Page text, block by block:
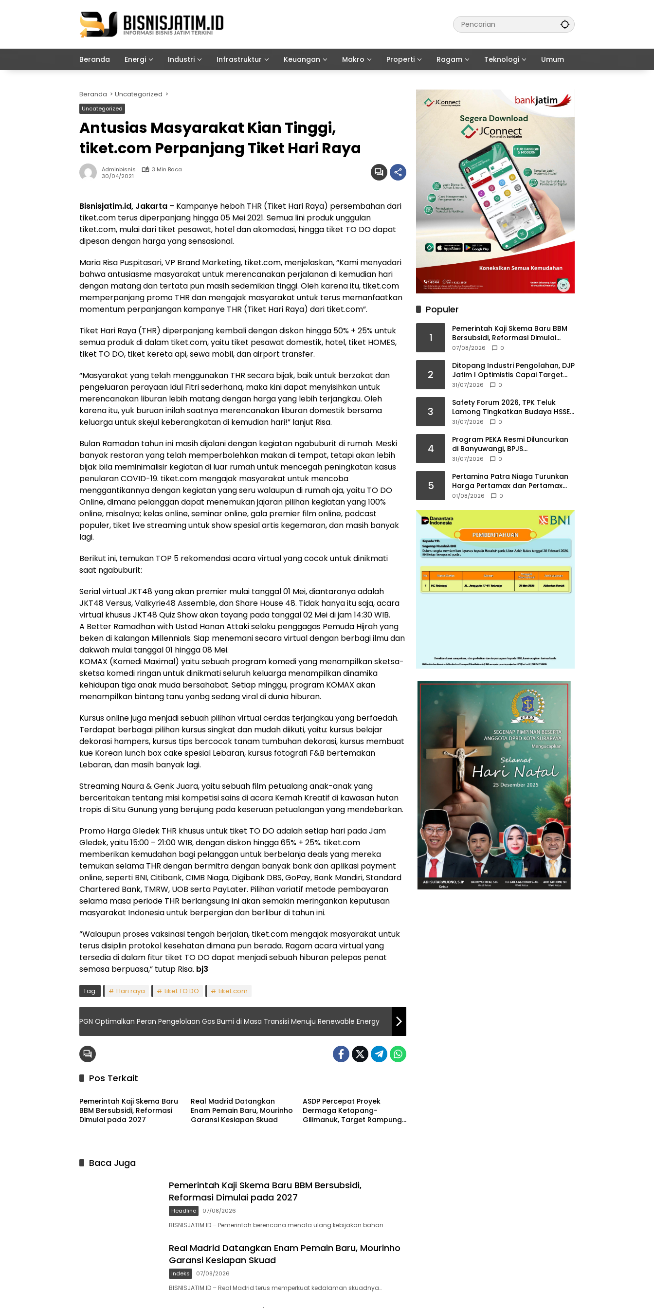
Beranda Energi Industri Infrastruktur Keuangan Makro Properti Ragam Teknologi Umum
Beranda Uncategorized
Uncategorized
Antusias Masyarakat Kian Tinggi,
tiket.com Perpanjang Tiket Hari Raya
Adminbisnis
3 Min Baca
30/04/2021
Bisnisjatim.id, Jakarta – Kampanye heboh THR (Tiket Hari Raya) persembahan dari
tiket.com terus diperpanjang hingga 05 Mei 2021. Semua lini produk unggulan
tiket.com, mulai dari tiket pesawat, hotel dan akomodasi, hingga tiket TO DO dapat
dipesan dengan harga yang sensasional.
Maria Risa Puspitasari, VP Brand Marketing, tiket.com, menjelaskan, “Kami menyadari
bahwa antusiasme masyarakat untuk merencanakan perjalanan di kemudian hari
dengan matang dan tertata pun masih sedemikian tinggi. Oleh karena itu, tiket.com
memperpanjang promo THR dan mengajak masyarakat untuk terus memanfaatkan
momentum perpanjangan kampanye THR (Tiket Hari Raya) dari tiket.com”.
Tiket Hari Raya (THR) diperpanjang kembali dengan diskon hingga 50% + 25% untuk
semua produk di dalam tiket.com, yaitu tiket pesawat domestik, hotel, tiket HOMES,
tiket TO DO, tiket kereta api, sewa mobil, dan airport transfer.
“Masyarakat yang telah menggunakan THR secara bijak, baik untuk berzakat dan
pengeluaran perayaan Idul Fitri sederhana, maka kini dapat menyisihkan untuk
merencanakan liburan lebih matang dengan harga yang lebih terjangkau. Oleh
karena itu, yuk buruan inilah saatnya merencanakan liburan domestik bersama
keluarga untuk skejul keberangkatan di kemudian hari!” lanjut Risa.
Bulan Ramadan tahun ini masih dijalani dengan kegiatan ngabuburit di rumah. Meski
banyak restoran yang telah memperbolehkan makan di tempat, tetapi akan lebih
bijak bila meminimalisir kegiatan di luar rumah untuk mencegah peningkatan kasus
penularan COVID-19. tiket.com mengajak masyarakat untuk mencoba
menggantikannya dengan kegiatan yang seru walaupun di rumah aja, yaitu TO DO
Online, dimana pelanggan dapat menemukan jajaran pilihan kegiatan yang 100%
online, misalnya; kelas online, seminar online, gala premier film online, podcast
populer, tiket live streaming untuk show spesial artis kegemaran, dan masih banyak
lagi.
Berikut ini, temukan TOP 5 rekomendasi acara virtual yang cocok untuk dinikmati
saat ngabuburit:
Serial virtual JKT48 yang akan premier mulai tanggal 01 Mei, diantaranya adalah
JKT48 Versus, Valkyrie48 Assemble, dan Share House 48. Tidak hanya itu saja, acara
virtual khusus JKT48 Quiz Show akan tayang pada tanggal 02 Mei di jam 14:30 WIB.
A Better Ramadhan with Ustad Hanan Attaki selaku penggagas Pemuda Hijrah yang
beken di kalangan Millennials. Siap menemani secara virtual dengan berbagi ilmu dan
dakwah mulai tanggal 01 hingga 08 Mei.
KOMAX (Komedi Maximal) yaitu sebuah program komedi yang menampilkan sketsa-
sketsa komedi ringan untuk dinikmati seluruh keluarga menampilkan dinamika
kehidupan tiga anak muda bersahabat. Setiap minggu, program KOMAX akan
menampilkan bintang tanu yanbg sedang viral di dunia hiburan.
Kursus online juga menjadi sebuah pilihan virtual cerdas terjangkau yang berfaedah.
Terdapat berbagai pilihan kursus singkat dan mudah diikuti, yaitu: kursus belajar
dekorasi hampers, kursus tips bercocok tanam tumbuhan dekorasi, kursus membuat
kue Korean lunch box cake spesial Lebaran, kursus fotografi F&B bertemakan
Lebaran, dan masih banyak lagi.
Streaming Naura & Genk Juara, yaitu sebuah film petualang anak-anak yang
berceritakan tentang misi kompetisi sains di acara Kemah Kreatif di kawasan hutan
tropis di Situ Gunung yang berujung pada keseruan petualangan yang mendebarkan.
Promo Harga Gledek THR khusus untuk tiket TO DO adalah setiap hari pada Jam
Gledek, yaitu 15:00 – 21:00 WIB, dengan diskon hingga 65% + 25%. tiket.com
memberikan kemudahan bagi pelanggan untuk berbelanja deals yang mereka
temukan selama THR dengan bermitra dengan banyak bank dan aplikasi payment
online, seperti BNI, Citibank, CIMB Niaga, Digibank DBS, GoPay, Bank Mandiri, Standard
Chartered Bank, TMRW, UOB serta PayLater. Pilihan variatif metode pembayaran
selama masa periode THR berlangsung ini akan semakin meringankan keputusan
masyarakat Indonesia untuk berpergian dan berlibur di tahun ini.
“Walaupun proses vaksinasi tengah berjalan, tiket.com mengajak masyarakat untuk
terus disiplin protokol kesehatan dimana pun berada. Ragam acara virtual yang
tersedia di dalam fitur tiket TO DO dapat menjadi sebuah hiburan pelepas penat
semasa berpuasa,” tutup Risa. bj3
Tag: Hari raya tiket TO DO tiket.com
PGN Optimalkan Peran Pengelolaan Gas Bumi di Masa Transisi Menuju Renewable Energy
Pos Terkait
Headline
Pemerintah Kaji Skema Baru
BBM Bersubsidi, Reformasi
Dimulai pada 2027
Real Madrid Datangkan
Enam Pemain Baru, Mourinho
Garansi Kesiapan Skuad
ASDP Percepat Proyek
Dermaga Ketapang-
Gilimanuk, Target Rampung
Baca Juga
Pemerintah Kaji Skema Baru BBM Bersubsidi,
Reformasi Dimulai pada 2027
Headline 07/08/2026
BISNISJATIM.ID – Pemerintah berencana menata ulang kebijakan bahan…
Real Madrid Datangkan Enam Pemain Baru, Mourinho
Garansi Kesiapan Skuad
Indeks 07/08/2026
BISNISJATIM.ID – Real Madrid terus memperkuat kedalaman skuadnya…
Populer
1
Pemerintah Kaji Skema Baru BBM
Bersubsidi, Reformasi Dimulai
pada 2027
07/08/2026 0
2
Ditopang Industri Pengolahan, DJP
Jatim I Optimistis Capai Target
Pajak Rp56,3 Triliun di 2026
31/07/2026 0
3
Safety Forum 2026, TPK Teluk
Lamong Tingkatkan Budaya HSSE
Menuju Pelabuhan Berkelas Dunia
31/07/2026 0
4
Program PEKA Resmi Diluncurkan
di Banyuwangi, BPJS
Ketenagakerjaan Dorong Ahli
31/07/2026 0
5
Pertamina Patra Niaga Turunkan
Harga Pertamax dan Pertamax
Turbo per 1 Agustus 2026
01/08/2026 0